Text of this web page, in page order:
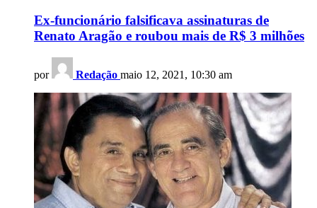
Ex-funcionário falsificava assinaturas de
Renato Aragão e roubou mais de R$ 3 milhões
por Redação maio 12, 2021, 10:30 am